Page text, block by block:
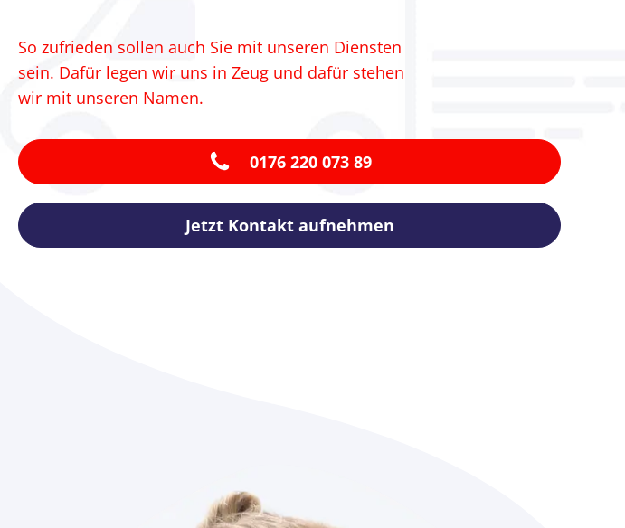
So zufrieden sollen auch Sie mit unseren Diensten
sein. Dafür legen wir uns in Zeug und dafür stehen
wir mit unseren Namen.
0176 220 073 89
Jetzt Kontakt aufnehmen